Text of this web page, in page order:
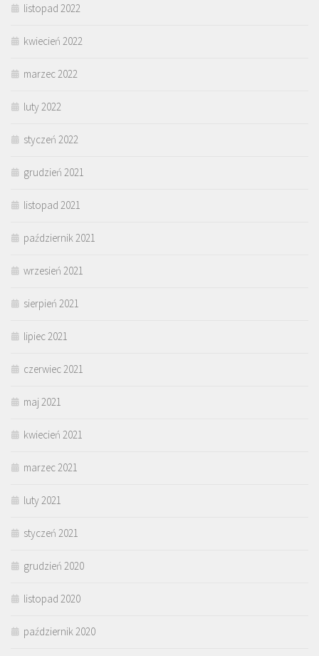
listopad 2022
kwiecień 2022
marzec 2022
luty 2022
styczeń 2022
grudzień 2021
listopad 2021
październik 2021
wrzesień 2021
sierpień 2021
lipiec 2021
czerwiec 2021
maj 2021
kwiecień 2021
marzec 2021
luty 2021
styczeń 2021
grudzień 2020
listopad 2020
październik 2020